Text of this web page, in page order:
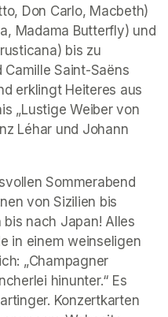
Don Carlo, Macbeth)
Madama Butterfly) und
bis zu
Camille Saint-Saëns
erklingt Heiteres aus
„Lustige Weiber von
Léhar und Johann
Sommerabend
von Sizilien bis
nach Japan! Alles
in einem weinseligen
„Champagner
hinunter.“ Es
Konzertkarten